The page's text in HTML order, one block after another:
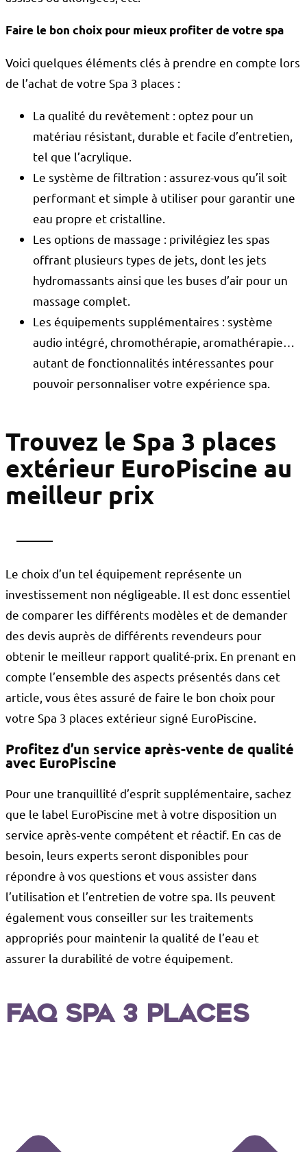
Faire le bon choix pour mieux profiter de votre spa
Voici quelques éléments clés à prendre en compte lors
de l’achat de votre Spa 3 places :
La qualité du revêtement : optez pour un
matériau résistant, durable et facile d’entretien,
tel que l’acrylique.
Le système de filtration : assurez-vous qu’il soit
performant et simple à utiliser pour garantir une
eau propre et cristalline.
Les options de massage : privilégiez les spas
offrant plusieurs types de jets, dont les jets
hydromassants ainsi que les buses d’air pour un
massage complet.
Les équipements supplémentaires : système
audio intégré, chromothérapie, aromathérapie…
autant de fonctionnalités intéressantes pour
pouvoir personnaliser votre expérience spa.
Trouvez le Spa 3 places
extérieur EuroPiscine au
meilleur prix
Le choix d’un tel équipement représente un
investissement non négligeable. Il est donc essentiel
de comparer les différents modèles et de demander
des devis auprès de différents revendeurs pour
obtenir le meilleur rapport qualité-prix. En prenant en
compte l’ensemble des aspects présentés dans cet
article, vous êtes assuré de faire le bon choix pour
votre Spa 3 places extérieur signé EuroPiscine.
Profitez d’un service après-vente de qualité
avec EuroPiscine
Pour une tranquillité d’esprit supplémentaire, sachez
que le label EuroPiscine met à votre disposition un
service après-vente compétent et réactif. En cas de
besoin, leurs experts seront disponibles pour
répondre à vos questions et vous assister dans
l’utilisation et l’entretien de votre spa. Ils peuvent
également vous conseiller sur les traitements
appropriés pour maintenir la qualité de l’eau et
assurer la durabilité de votre équipement.
FAQ Spa 3 places